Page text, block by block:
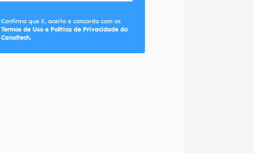
Confirmo que li, aceito e concordo com os
Termos de Uso e Política de Privacidade do
Canaltech.